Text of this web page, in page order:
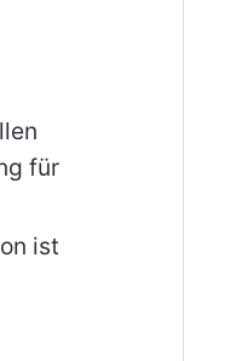
für
ist